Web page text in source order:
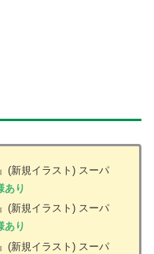
(新規イラスト) スーパ
あり
(新規イラスト) スーパ
あり
(新規イラスト) スーパ